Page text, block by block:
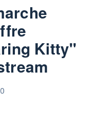
Kitty"